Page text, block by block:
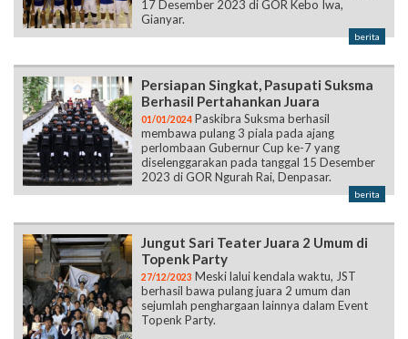
Persiapan Singkat, Pasupati Suksma
Berhasil Pertahankan Juara
membawa pulang 3 piala pada ajang
perlombaan Gubernur Cup ke-7 yang
diselenggarakan pada tanggal 15 Desember
2023 di GOR Ngurah Rai, Denpasar.
Jungut Sari Teater Juara 2 Umum di
Topenk Party
berhasil bawa pulang juara 2 umum dan
sejumlah penghargaan lainnya dalam Event
Topenk Party.